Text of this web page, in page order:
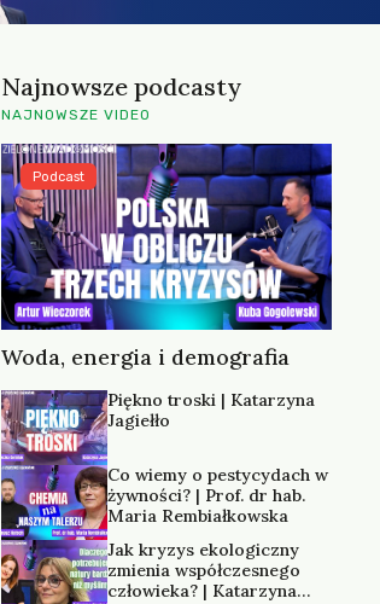
Najnowsze podcasty
NAJNOWSZE VIDEO
Woda, energia i demografia
Podcast
Piękno troski | Katarzyna
Jagiełło
Co wiemy o pestycydach w
żywności? | Prof. dr hab.
Maria Rembiałkowska
Jak kryzys ekologiczny
zmienia współczesnego
człowieka? | Katarzyna